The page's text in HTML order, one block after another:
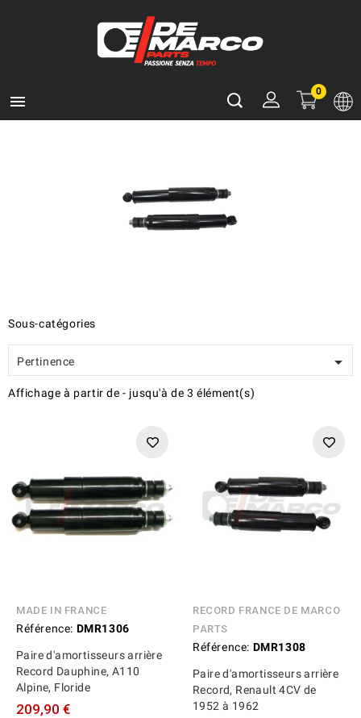

0
Sous-catégories
Pertinence 
Affichage à partir de- jusqu'àde3élément(s)
MADE IN FRANCE
Référence: DMR1306
Paire d'amortisseurs arrière
Record Dauphine, A110
Alpine, Floride
209,90 €
RECORD FRANCE DE MARCO
PARTS
Référence: DMR1308
Paire d'amortisseurs arrière
Record, Renault 4CV de
1952 à 1962